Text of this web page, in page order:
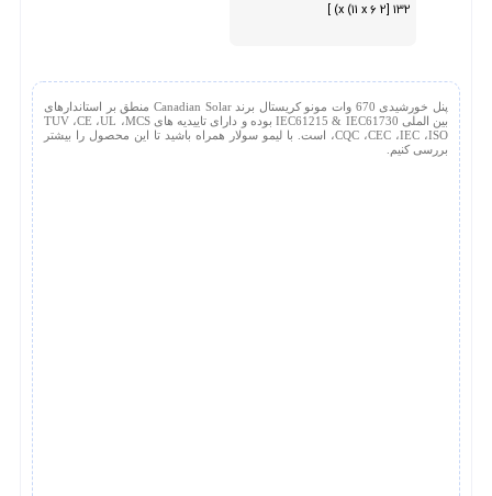
پنل خورشیدی 670 وات مونو کریستال برند Canadian Solar منطق بر استاندارهای
بین الملی IEC61215 & IEC61730 بوده و دارای تاییدیه های TUV ،CE ،UL ،MCS
،CQC ،CEC ،IEC ،ISO است. با لیمو سولار همراه باشید تا این محصول را بیشتر
بررسی کنیم.